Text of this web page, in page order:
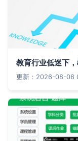
教育行业低迷下
更新：2026-08-08